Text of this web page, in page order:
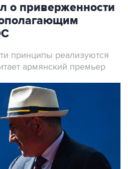
о приверженности
принципы реализуются
армянский премьер